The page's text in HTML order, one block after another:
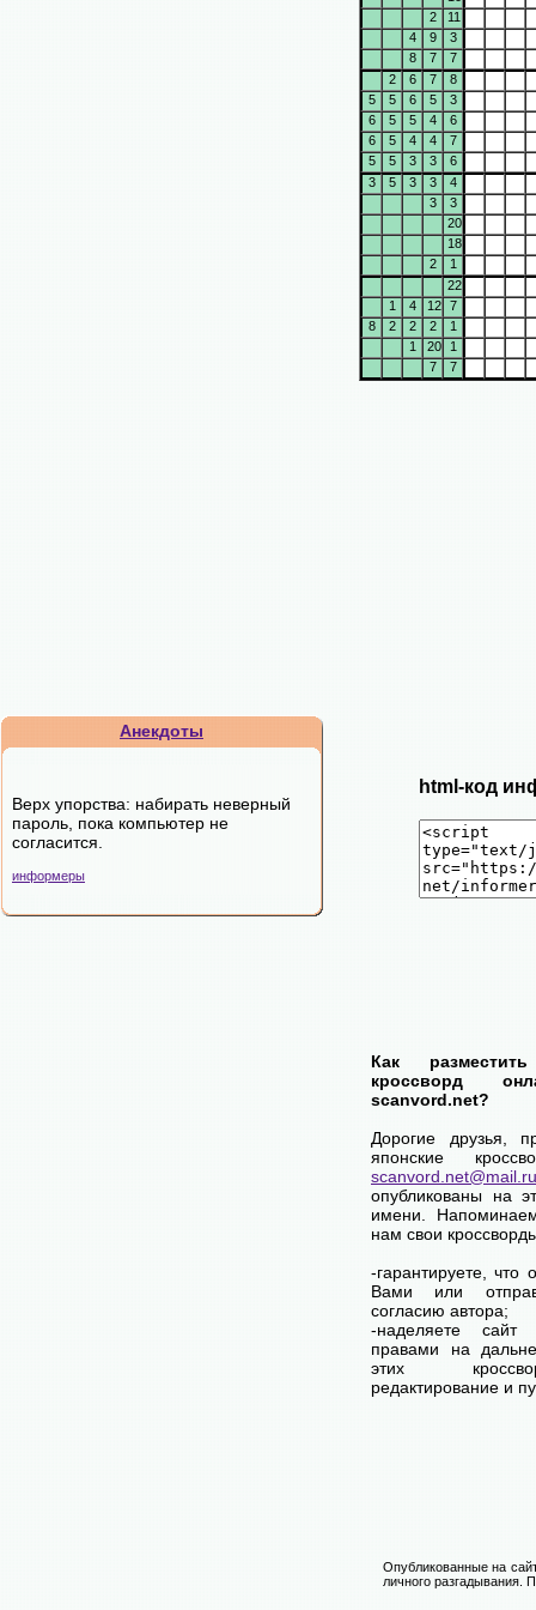
Анекдоты
Верх упорства: набирать неверный
пароль, пока компьютер не
согласится.
информеры
2
11
4
9
3
8
7
7
2
6 7
8
5
5 6 5
3
6
5 5 4
6
6
5 4 4
7
5
5 3 3
6
3
5 3 3
4
3
3
20
18
2
1
22
1
4 12 7
8
2 2 2
1
1
20
1
7
7
html-код
Как
кроссворд
scanvord.net?
Дорогие друзья,
японские
scanvord.net@mail.ru
опубликованы на
имени.
нам свои
-гарантируете, что
Вами или
согласию автора;
-наделяете
правами на
этих
редактирование и
Опубликованные на
личного разгадывания.